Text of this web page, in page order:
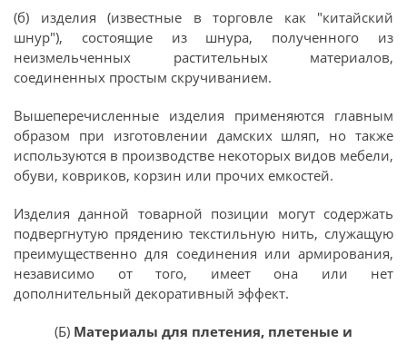
(б) изделия (известные в торговле как "китайский
шнур"), состоящие из шнура, полученного из
неизмельченных растительных материалов,
соединенных простым скручиванием.
Вышеперечисленные изделия применяются главным
образом при изготовлении дамских шляп, но также
используются в производстве некоторых видов мебели,
обуви, ковриков, корзин или прочих емкостей.
Изделия данной товарной позиции могут содержать
подвергнутую прядению текстильную нить, служащую
преимущественно для соединения или армирования,
независимо от того, имеет она или нет
дополнительный декоративный эффект.
(Б) Материалы для плетения, плетеные и